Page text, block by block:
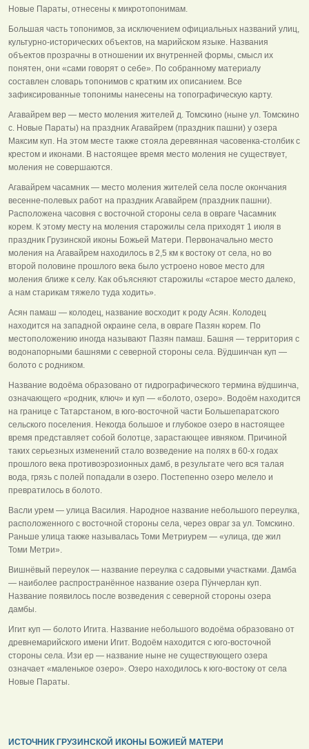
Новые Параты, отнесены к микротопонимам.
Большая часть топонимов, за исключением официальных названий улиц,
культурно-исторических объектов, на марийском языке. Названия
объектов прозрачны в отношении их внутренней формы, смысл их
понятен, они «сами говорят о себе». По собранному материалу
составлен словарь топонимов с кратким их описанием. Все
зафиксированные топонимы нанесены на топографическую карту.
Агавайрем вер — место моления жителей д. Томскино (ныне ул. Томскино
с. Новые Параты) на праздник Агавайрем (праздник пашни) у озера
Максим куп. На этом месте также стояла деревянная часовенка-столбик с
крестом и иконами. В настоящее время место моления не существует,
моления не совершаются.
Агавайрем часамник — место моления жителей села после окончания
весенне-полевых работ на праздник Агавайрем (праздник пашни).
Расположена часовня с восточной стороны села в овраге Часамник
корем. К этому месту на моления старожилы села приходят 1 июля в
праздник Грузинской иконы Божьей Матери. Первоначально место
моления на Агавайрем находилось в 2,5 км к востоку от села, но во
второй половине прошлого века было устроено новое место для
моления ближе к селу. Как объясняют старожилы «старое место далеко,
а нам старикам тяжело туда ходить».
Асян памаш — колодец, название восходит к роду Асян. Колодец
находится на западной окраине села, в овраге Пазян корем. По
местоположению иногда называют Пазян памаш. Башня — территория с
водонапорными башнями с северной стороны села. Вÿдшинчан куп —
болото с родником.
Название водоёма образовано от гидрографического термина вÿдшинча,
означающего «родник, ключ» и куп — «болото, озеро». Водоём находится
на границе с Татарстаном, в юго-восточной части Большепаратского
сельского поселения. Некогда большое и глубокое озеро в настоящее
время представляет собой болотце, зарастающее ивняком. Причиной
таких серьезных изменений стало возведение на полях в 60-х годах
прошлого века противоэрозионных дамб, в результате чего вся талая
вода, грязь с полей попадали в озеро. Постепенно озеро мелело и
превратилось в болото.
Васли урем — улица Василия. Народное название небольшого переулка,
расположенного с восточной стороны села, через овраг за ул. Томскино.
Раньше улица также называлась Томи Метриурем — «улица, где жил
Томи Метри».
Вишнёвый переулок — название переулка с садовыми участками. Дамба
— наиболее распространённое название озера Пÿнчерлан куп.
Название появилось после возведения с северной стороны озера
дамбы.
Игит куп — болото Игита. Название небольшого водоёма образовано от
древнемарийского имени Игит. Водоём находится с юго-восточной
стороны села. Изи ер — название ныне не существующего озера
означает «маленькое озеро». Озеро находилось к юго-востоку от села
Новые Параты.
ИСТОЧНИК ГРУЗИНСКОЙ ИКОНЫ БОЖИЕЙ МАТЕРИ